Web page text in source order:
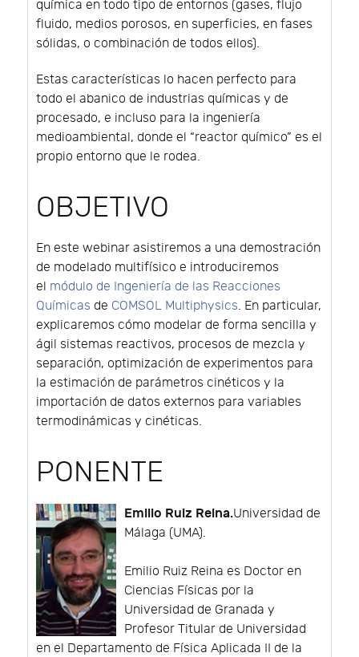
química en todo tipo de entornos (gases, flujo
fluido, medios porosos, en superficies, en fases
sólidas, o combinación de todos ellos).
Estas características lo hacen perfecto para
todo el abanico de industrias químicas y de
procesado, e incluso para la ingeniería
medioambiental, donde el “reactor químico” es el
propio entorno que le rodea.
OBJETIVO
En este webinar asistiremos a una demostración
de modelado multifísico e introduciremos
el módulo de Ingeniería de las Reacciones
Químicas de COMSOL Multiphysics. En particular,
explicaremos cómo modelar de forma sencilla y
ágil sistemas reactivos, procesos de mezcla y
separación, optimización de experimentos para
la estimación de parámetros cinéticos y la
importación de datos externos para variables
termodinámicas y cinéticas.
PONENTE
Emilio Ruiz Reina.Universidad de
Málaga (UMA).
Emilio Ruiz Reina es Doctor en
Ciencias Físicas por la
Universidad de Granada y
Profesor Titular de Universidad
en el Departamento de Física Aplicada II de la